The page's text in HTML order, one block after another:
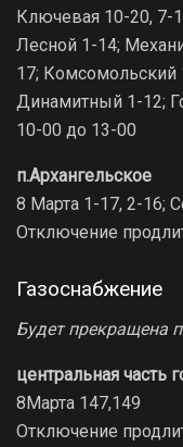
Ключевая 10-20, 7-
Лесной 1-14;
17; Комсомольский
Динамитный 1-12;
10-00 до 13-00
п.Архангельское
8 Марта 1-17, 2-16;
Отключение
Газоснабжение
Будет прекращена
центральная часть
8Марта 147,149
Отключение